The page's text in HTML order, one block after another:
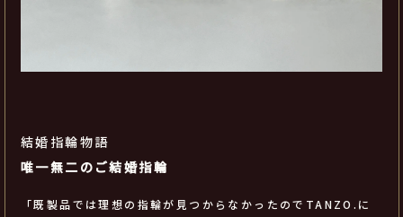
結婚指輪物語
唯一無二のご結婚指輪
「既製品では理想の指輪が見つからなかったのでTANZO.に